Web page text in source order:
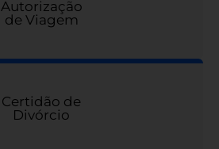
Autorização
de Viagem
Certidão de
Divórcio